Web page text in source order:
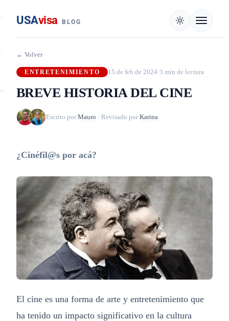
USAvisa BLOG
← Volver
ENTRETENIMIENTO 15 de feb de 2024·3 min de lectura
BREVE HISTORIA DEL CINE
Escrito por Mauro · Revisado por Karina
¿Cinéfil@s por acá?
El cine es una forma de arte y entretenimiento que
ha tenido un impacto significativo en la cultura